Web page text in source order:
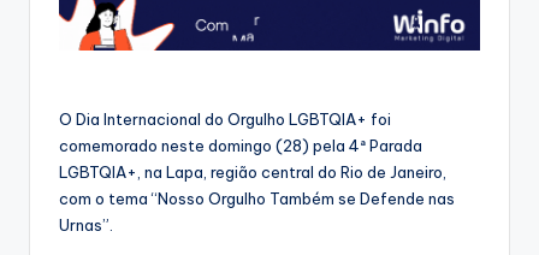
O Dia Internacional do Orgulho LGBTQIA+ foi
comemorado neste domingo (28) pela 4ª Parada
LGBTQIA+, na Lapa, região central do Rio de Janeiro,
com o tema “Nosso Orgulho Também se Defende nas
Urnas”.